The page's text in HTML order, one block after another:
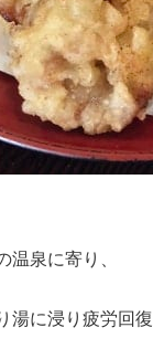
温泉に寄り、
湯に浸り疲労回